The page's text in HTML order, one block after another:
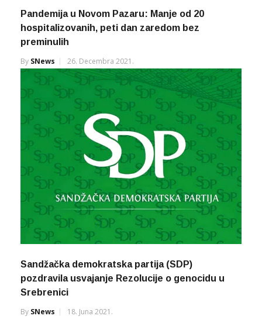
Pandemija u Novom Pazaru: Manje od 20
hospitalizovanih, peti dan zaredom bez
preminulih
By SNews 26. Decembra 2021.
Sandžačka demokratska partija (SDP)
pozdravila usvajanje Rezolucije o genocidu u
Srebrenici
By SNews 18. Juna 2021.